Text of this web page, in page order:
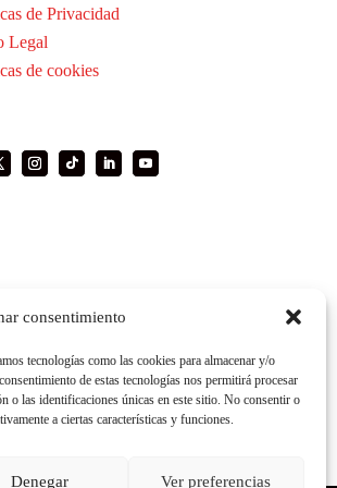
consentimiento
tecnologías como las cookies para almacenar y/o
de estas tecnologías nos permitirá procesar
o las identificaciones únicas en este sitio. No consentir o
a ciertas características y funciones.
Denegar Ver preferencias
de Privacidad
Legal
de cookies